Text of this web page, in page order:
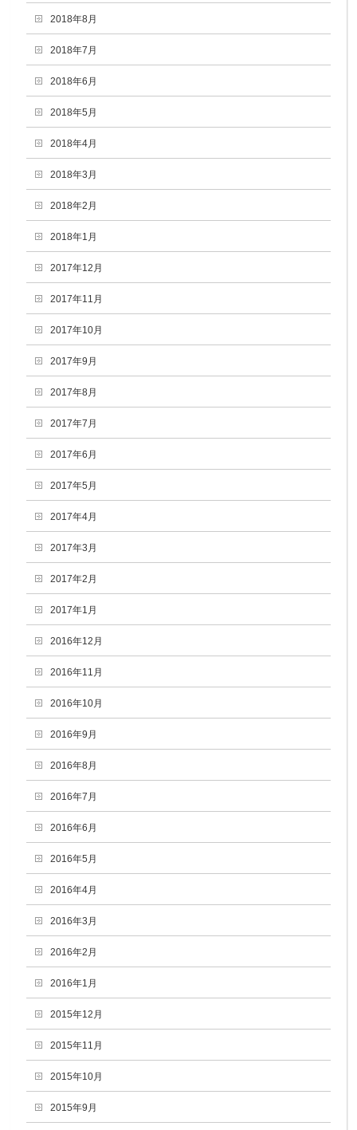
2018年8月
2018年7月
2018年6月
2018年5月
2018年4月
2018年3月
2018年2月
2018年1月
2017年12月
2017年11月
2017年10月
2017年9月
2017年8月
2017年7月
2017年6月
2017年5月
2017年4月
2017年3月
2017年2月
2017年1月
2016年12月
2016年11月
2016年10月
2016年9月
2016年8月
2016年7月
2016年6月
2016年5月
2016年4月
2016年3月
2016年2月
2016年1月
2015年12月
2015年11月
2015年10月
2015年9月